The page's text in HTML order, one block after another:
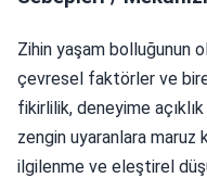
Zihin yaşam bolluğunun
çevresel faktörler ve
fikirlilik, deneyime
zengin uyaranlara maruz
ilgilenme ve eleştirel